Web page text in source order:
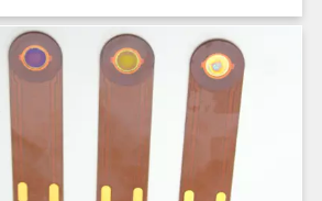
wird die
Cyclovoltammetrie (CV)
das zweite Verfahren auf
Impedanzspektroskopie